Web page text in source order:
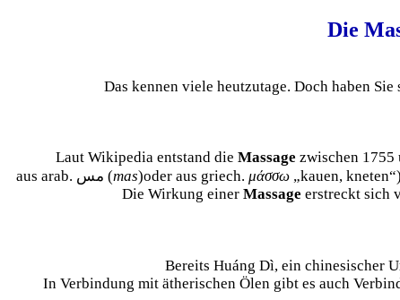
Die
Das kennen viele heutzutage. Doch haben
Laut Wikipedia entstand die Massage zwischen 1755
aus arab. مس (mas)oder aus griech. μάσσω „kauen,
Die Wirkung einer Massage erstreckt sich
Bereits Huáng Dì, ein chinesischer
In Verbindung mit ätherischen Ölen gibt es auch